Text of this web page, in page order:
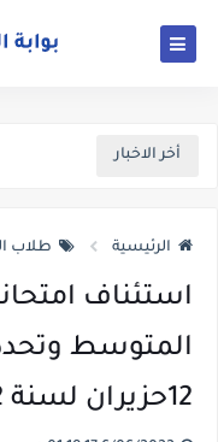
أخر الاخبار
الرئيسية طلاب
استئناف
المتوسط
12حزيران لسنة 2022